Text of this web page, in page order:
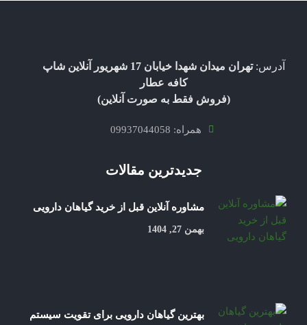
آدرس:
تهران میدان شهدا خیابان 17 شهریور آنلاین شاپ
کافه عطار
(فروش فقط به صورت آنلاین)
همراه: 09937044058
جدیدترین مقالات
مشاوره آنلاین قبل از خرید گیاهان دارویی
بهمن 27, 1404
بهترین گیاهان دارویی برای تقویت سیستم